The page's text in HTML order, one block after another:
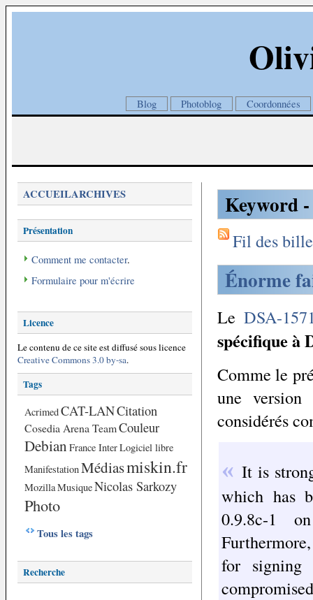
Blog Photoblog Coordonnées
Keyword
Fil des
Énorme
LeDSA-
spécifique à
Comme le
une version
considérés
It is
which has
0.9.8c-1
for signing
ACCUEILARCHIVES
Présentation
Comment me contacter.
Formulaire pour m'écrire
Licence
Le contenu de ce site est diffusé sous licence
Creative Commons 3.0 by-sa.
Tags
AcrimedCAT-LANCitation
Cosedia Arena TeamCouleur
Debian France InterLogiciel libre
ManifestationMédiasmiskin.fr
MozillaMusiqueNicolas Sarkozy
Photo
Tous les tags
Recherche